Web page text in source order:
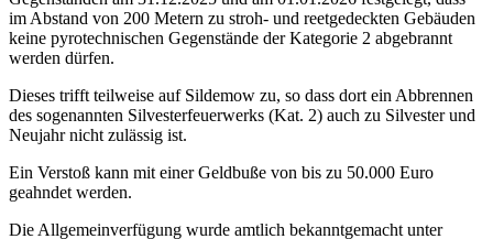
im Abstand von 200 Metern zu stroh- und reetgedeckten Gebäuden
keine pyrotechnischen Gegenstände der Kategorie 2 abgebrannt
werden dürfen.
Dieses trifft teilweise auf Sildemow zu, so dass dort ein Abbrennen
des sogenannten Silvesterfeuerwerks (Kat. 2) auch zu Silvester und
Neujahr nicht zulässig ist.
Ein Verstoß kann mit einer Geldbuße von bis zu 50.000 Euro
geahndet werden.
Die Allgemeinverfügung wurde amtlich bekanntgemacht unter